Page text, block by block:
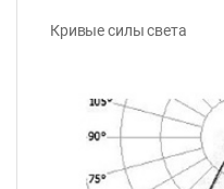
Кривые силы света